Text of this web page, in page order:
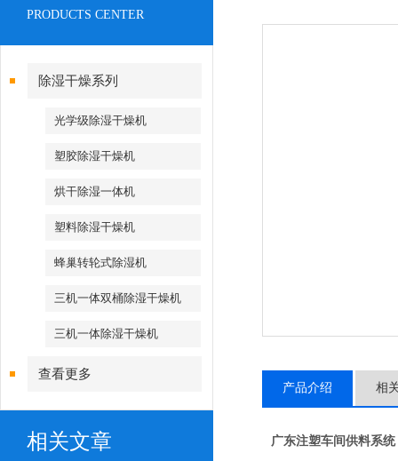
PRODUCTS CENTER
除湿干燥系列
光学级除湿干燥机
塑胶除湿干燥机
烘干除湿一体机
塑料除湿干燥机
蜂巢转轮式除湿机
三机一体双桶除湿干燥机
三机一体除湿干燥机
查看更多
相关文章
产品介绍 相
广东注塑车间供料系统